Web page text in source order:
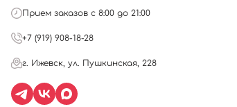
Прием заказов с 8:00 до 21:00
+7 (919) 908-18-28
г. Ижевск, ул. Пушкинская, 228